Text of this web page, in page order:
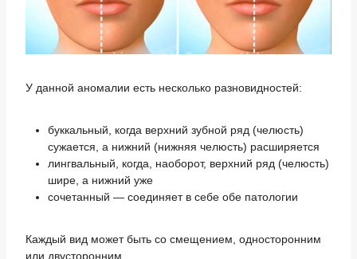
У данной аномалии есть несколько разновидностей:
буккальный, когда верхний зубной ряд (челюсть)
сужается, а нижний (нижняя челюсть) расширяется
лингвальный, когда, наоборот, верхний ряд (челюсть)
шире, а нижний уже
сочетанный — соединяет в себе обе патологии
Каждый вид может быть со смещением, односторонним
или двусторонним.